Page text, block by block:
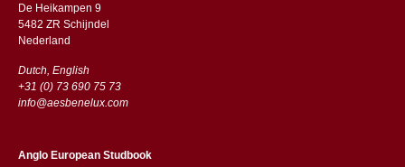
De Heikampen 9
5482 ZR Schijndel
​​Nederland
Dutch, English
+31 (0) 73 690 75 73
info@aesbenelux.com
Anglo European Studbook